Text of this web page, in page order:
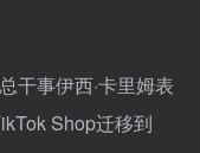
干事伊西·卡里姆表
Shop迁移到